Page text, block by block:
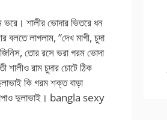
শালীর ভোদার ভিতরে ধন
লাগলাম, ”দেখ মাগী, চুদা
তোর রসে ভরা গরম ভোদা
শালীও রাম চুদার চোটে ঠিক
কি গরম শক্ত বাড়া
দুলাভাই। bangla sexy